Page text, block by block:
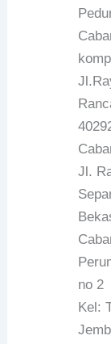
Jl.
no 2
Kel: